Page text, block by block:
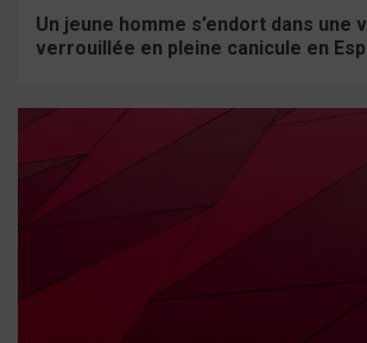
Un jeune homme s’endort dans une
verrouillée en pleine canicule en